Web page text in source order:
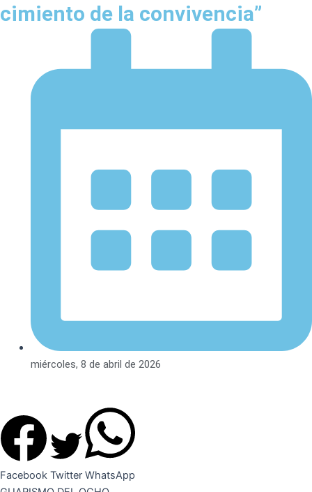
cimiento de la convivencia”
miércoles, 8 de abril de 2026
Facebook Twitter WhatsApp